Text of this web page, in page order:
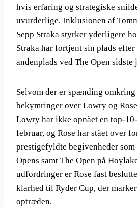
hvis erfaring og strategiske
uvurderlige. Inklusionen af
Sepp Straka styrker yderligere
Straka har fortjent sin plads efter
andenplads ved The Open sidste
Selvom der er spænding
bekymringer over Lowry og
Lowry har ikke opnået en top-
februar, og Rose har stået over
prestigefyldte begivenheder som
Opens samt The Open på
udfordringer er Rose fast
klarhed til Ryder Cup, der
optræden.